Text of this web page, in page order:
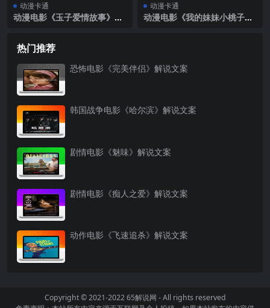
动漫卡通
动漫电影《玉子爱情故事》解
动漫卡通
动漫电影《我的妹妹小桃子》
热门推荐
恐怖电影《完美伴侣》解说文案
韩国战争电影《哈尔滨》解说文案
剧情电影《魅味》解说文案
剧情电影《痴人之爱》解说文案
动作电影《飞速追杀》解说文案
Copyright © 2021-202265解说网 - All rights reserved